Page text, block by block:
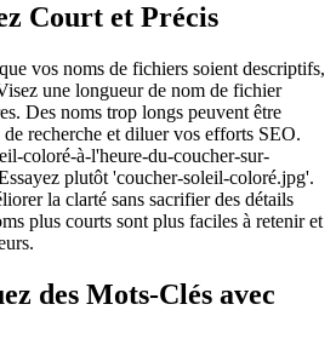
Court et Précis
vos noms de fichiers soient descriptifs,
une longueur de nom de fichier
Des noms trop longs peuvent être
de recherche et diluer vos efforts SEO.
coloré-à-l'heure-du-coucher-sur-
plutôt 'coucher-soleil-coloré.jpg'.
la clarté sans sacrifier des détails
plus courts sont plus faciles à retenir et
des Mots-Clés avec